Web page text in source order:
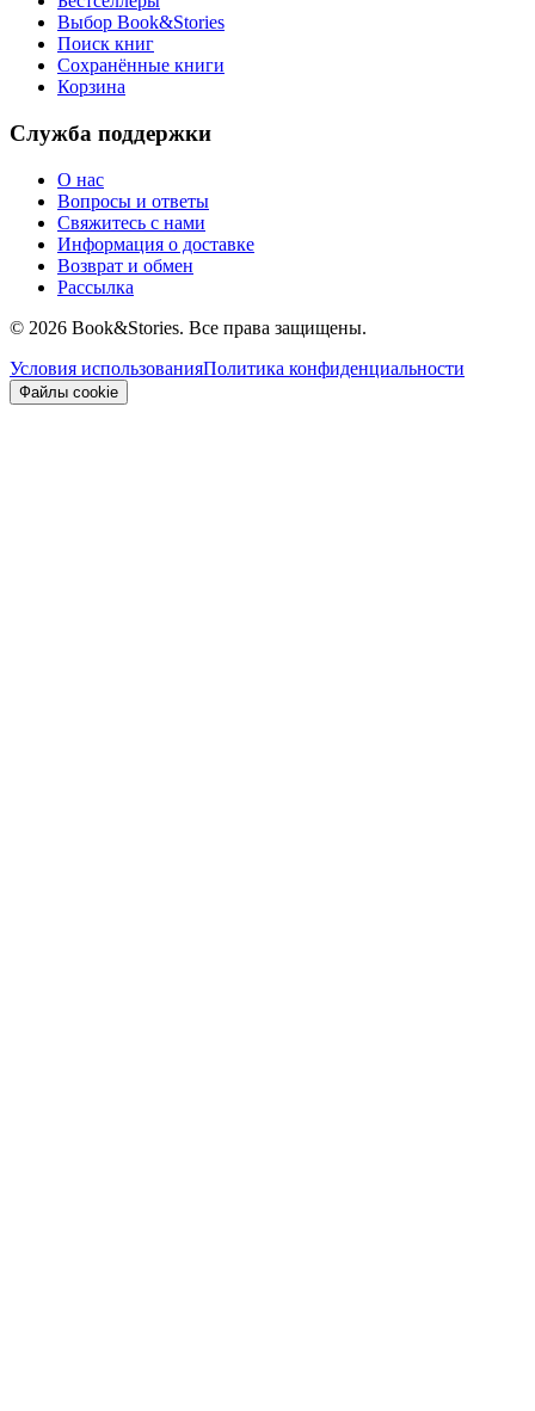
Выбор Book&Stories
Поиск книг
Сохранённые книги
Корзина
Служба поддержки
О нас
Вопросы и ответы
Свяжитесь с нами
Информация о доставке
Возврат и обмен
Рассылка
© 2026 Book&Stories. Все права защищены.
Условия использованияПолитика конфиденциальности
Файлы cookie